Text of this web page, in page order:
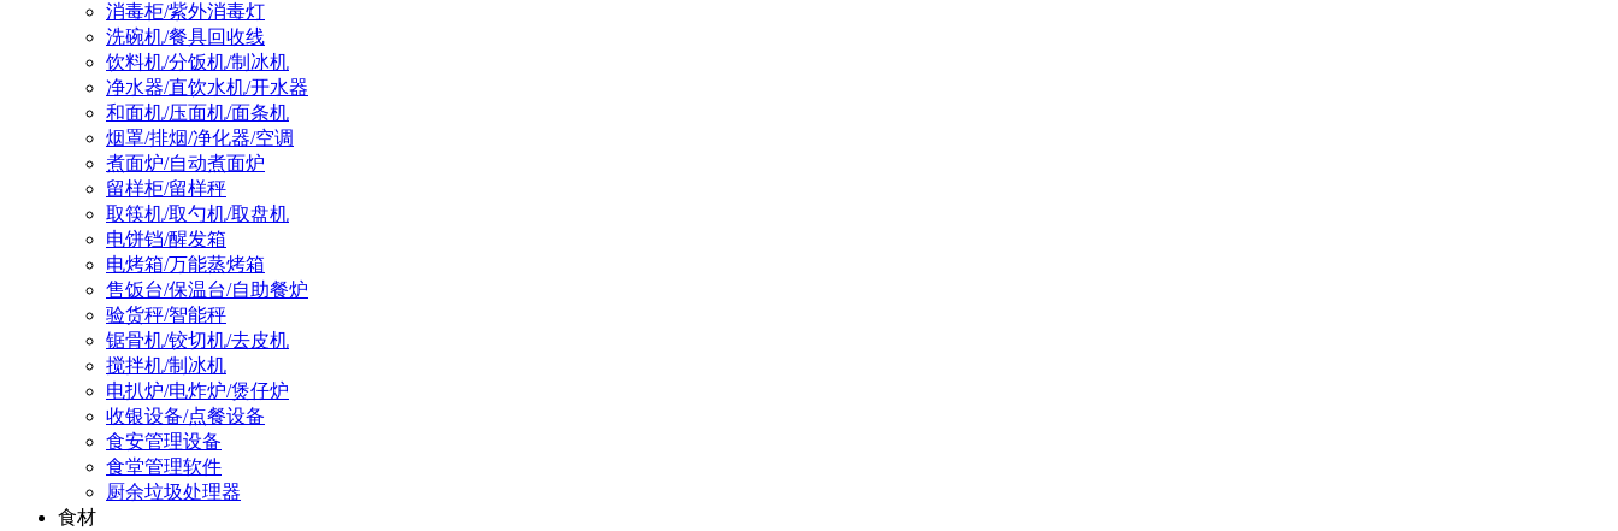
消毒柜/紫外消毒灯
洗碗机/餐具回收线
饮料机/分饭机/制冰机
净水器/直饮水机/开水器
和面机/压面机/面条机
烟罩/排烟/净化器/空调
煮面炉/自动煮面炉
留样柜/留样秤
取筷机/取勺机/取盘机
电饼铛/醒发箱
电烤箱/万能蒸烤箱
售饭台/保温台/自助餐炉
验货秤/智能秤
锯骨机/铰切机/去皮机
搅拌机/制冰机
电扒炉/电炸炉/煲仔炉
收银设备/点餐设备
食安管理设备
食堂管理软件
厨余垃圾处理器
食材